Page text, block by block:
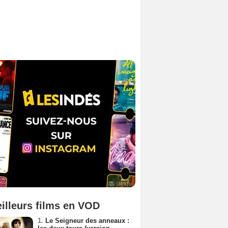
films en VOD
1. Le Seigneur des anneaux :